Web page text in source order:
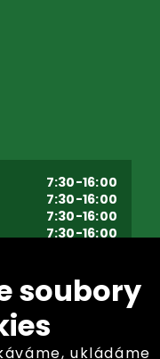
soubory
ukládáme
7:30-16:00
7:30-16:00
7:30-16:00
7:30-16:00